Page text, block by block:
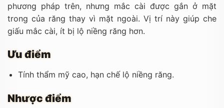
phương pháp trên, nhưng mắc cài được gắn ở mặt
trong của răng thay vì mặt ngoài. Vị trí này giúp che
giấu mắc cài, ít bị lộ niềng răng hơn.
Ưu điểm
Tính thẩm mỹ cao, hạn chế lộ niềng răng.
Nhược điểm